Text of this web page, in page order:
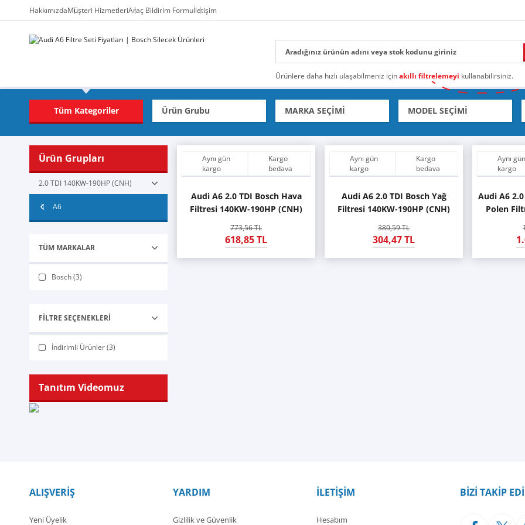
HakkımızdaMüşteri HizmetleriAraç Bildirim Formuİletişim
Ürünlere daha hızlı ulaşabilmeniz içinakıllı filtrelemeyi kullanabilirsiniz.
Tüm Kategoriler
Ürün Grupları
2.0 TDI 140KW-190HP (CNH)
A6
TÜM MARKALAR
Bosch (3)
FILTRE SEÇENEKLERI
İndirimli Ürünler (3)
Tanıtım Videomuz
Aynı gün
kargo
Kargo
bedava
Audi A6 2.0 TDI Bosch Hava
Filtresi 140KW-190HP (CNH)
773,56 TL
618,85 TL
Aynı gün
kargo
Kargo
bedava
Audi A6 2.0 TDI Bosch Yağ
Filtresi 140KW-190HP (CNH)
380,59 TL
304,47 TL
Aynı gün
kargo
Audi A6
Polen
ALIŞVERİŞ
Yeni Üyelik
YARDIM
Gizlilik ve Güvenlik
İLETİŞİM
Hesabım
BİZİ TAKİP